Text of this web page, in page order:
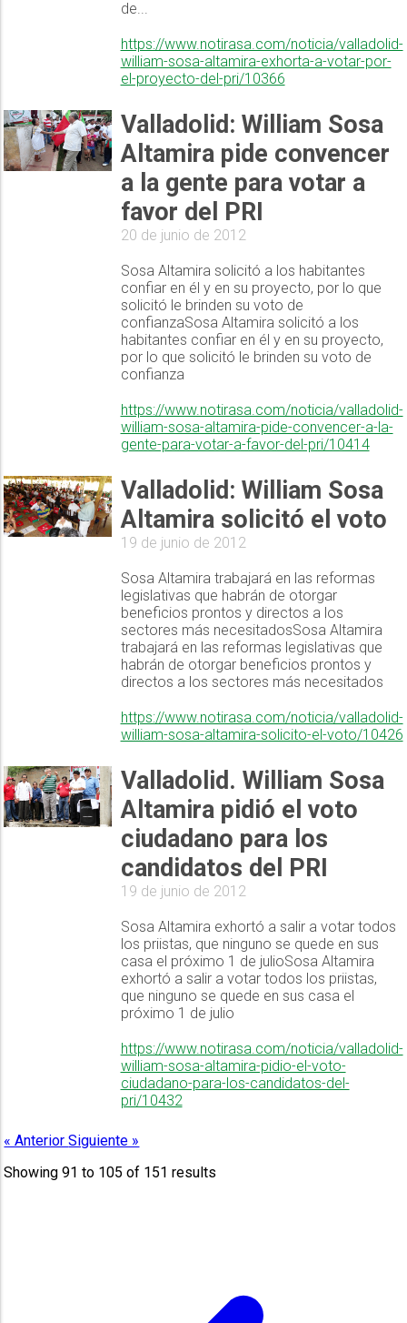
de...
https://www.notirasa.com/noticia/valladolid-
william-sosa-altamira-exhorta-a-votar-por-
el-proyecto-del-pri/10366
Valladolid: William Sosa
Altamira pide convencer
a la gente para votar a
favor del PRI
20 de junio de 2012
Sosa Altamira solicitó a los habitantes
confiar en él y en su proyecto, por lo que
solicitó le brinden su voto de
confianzaSosa Altamira solicitó a los
habitantes confiar en él y en su proyecto,
por lo que solicitó le brinden su voto de
confianza
https://www.notirasa.com/noticia/valladolid-
william-sosa-altamira-pide-convencer-a-la-
gente-para-votar-a-favor-del-pri/10414
Valladolid: William Sosa
Altamira solicitó el voto
19 de junio de 2012
Sosa Altamira trabajará en las reformas
legislativas que habrán de otorgar
beneficios prontos y directos a los
sectores más necesitadosSosa Altamira
trabajará en las reformas legislativas que
habrán de otorgar beneficios prontos y
directos a los sectores más necesitados
https://www.notirasa.com/noticia/valladolid-
william-sosa-altamira-solicito-el-voto/10426
Valladolid. William Sosa
Altamira pidió el voto
ciudadano para los
candidatos del PRI
19 de junio de 2012
Sosa Altamira exhortó a salir a votar todos
los priistas, que ninguno se quede en sus
casa el próximo 1 de julioSosa Altamira
exhortó a salir a votar todos los priistas,
que ninguno se quede en sus casa el
próximo 1 de julio
https://www.notirasa.com/noticia/valladolid-
william-sosa-altamira-pidio-el-voto-
ciudadano-para-los-candidatos-del-
pri/10432
« AnteriorSiguiente »
Showing91 to 105 of 151 results